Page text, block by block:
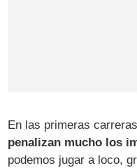
En las primeras
penalizan mucho los
podemos jugar a loco,